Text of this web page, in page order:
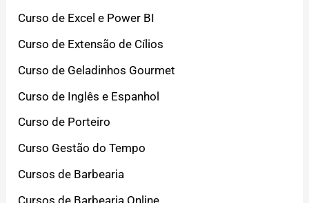
Curso de Excel e Power BI
Curso de Extensão de Cílios
Curso de Geladinhos Gourmet
Curso de Inglês e Espanhol
Curso de Porteiro
Curso Gestão do Tempo
Cursos de Barbearia
Cursos de Barbearia Online